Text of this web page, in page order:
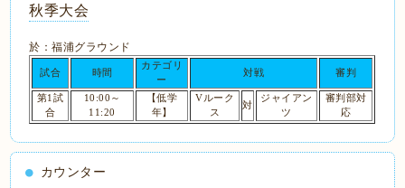
秋季大会
於：福浦グラウンド
試合 時間
カテゴリ
ー
対戦 審判
第1試
合
10:00～
11:20
【低学
年】
Vルーク
ス
対
ジャイアン
ツ
審判部対
応
カウンター